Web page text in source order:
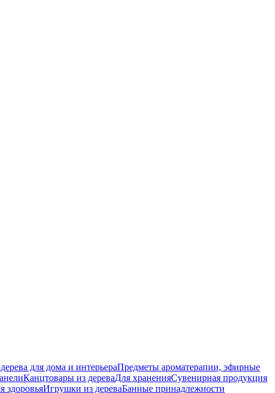
для дома и интерьераПредметы ароматерапии, эфирные
Канцтовары из дереваДля храненияСувенирная продукция
здоровьяИгрушки из дереваБанные принадлежности